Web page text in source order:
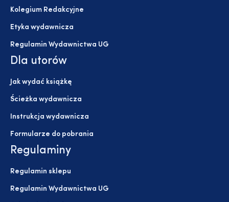
Kolegium Redakcyjne
Etyka wydawnicza
Regulamin Wydawnictwa UG
Dla utorów
Jak wydać książkę
Ścieżka wydawnicza
Instrukcja wydawnicza
Formularze do pobrania
Regulaminy
Regulamin sklepu
Regulamin Wydawnictwa UG